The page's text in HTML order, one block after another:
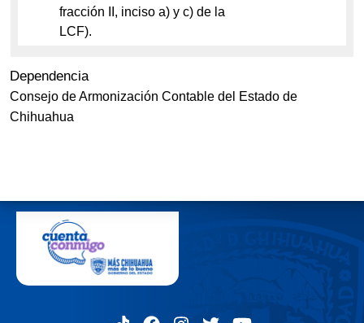
fracción II, inciso a) y c) de la
LCF).
Dependencia
Consejo de Armonización Contable del Estado de
Chihuahua